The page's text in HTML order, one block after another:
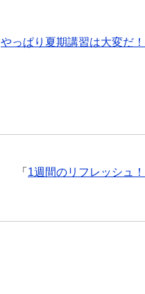
やっぱり夏期講習は大変だ！
「 1週間のリフレッシュ！